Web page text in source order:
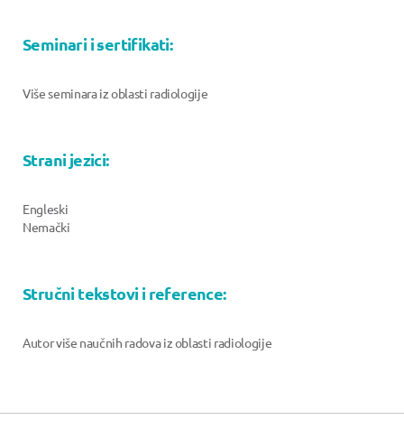
Seminari i sertifikati:
Više seminara iz oblasti radiologije
Strani jezici:
Engleski
Nemački
Stručni tekstovi i reference:
Autor više naučnih radova iz oblasti radiologije